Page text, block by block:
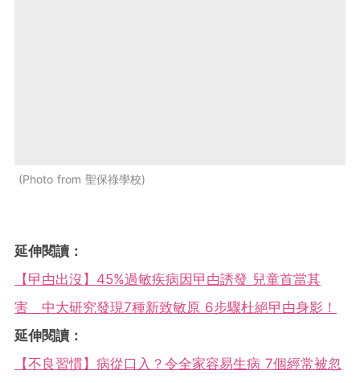
Photo from 聖保祿學校
延伸閱讀：
【曱甴出沒】45%過敏疾病因曱甴誘發 兒童首當其
害 中大研究發現7種新致敏原 6步驟杜絕曱甴身影！
延伸閱讀：
【不良習慣】病從口入？令全家容易生病 7個經常被忽